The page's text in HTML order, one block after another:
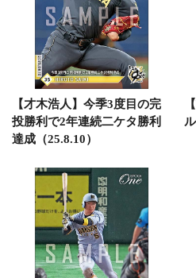
【才木浩人】今季3度目の完
投勝利で2年連続二ケタ勝利
達成（25.8.10）